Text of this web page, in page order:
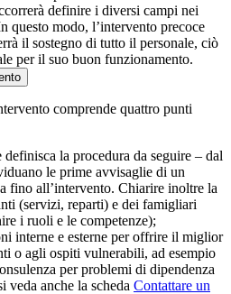
definire i diversi campi nei
questo modo, l’intervento precoce
il sostegno di tutto il personale, ciò
per il suo buon funzionamento.
comprende quattro punti
la procedura da seguire – dal
le prime avvisaglie di un
fino all’intervento. Chiarire inoltre la
(servizi, reparti) e dei famigliari
i ruoli e le competenze);
interne e esterne per offrire il miglior
o agli ospiti vulnerabili, ad esempio
per problemi di dipendenza
veda anche la scheda Contattare un